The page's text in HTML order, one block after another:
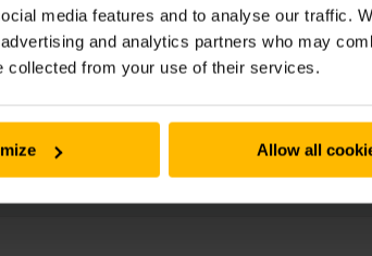
media features and to analyse our traffic.
and analytics partners who may
collected from your use of their services.
Allow all